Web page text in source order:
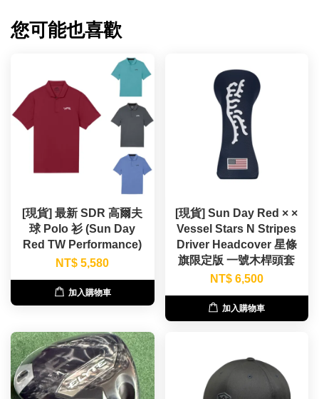
您可能也喜歡
[現貨] 最新 SDR 高爾夫
球 Polo 衫 (Sun Day
Red TW Performance)
NT$ 5,580
加入購物車
[現貨] Sun Day Red × ×
Vessel Stars N Stripes
Driver Headcover 星條
旗限定版 一號木桿頭套
NT$ 6,500
加入購物車